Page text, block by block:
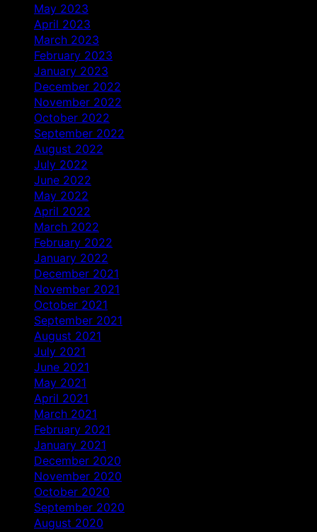
May 2023
April 2023
March 2023
February 2023
January 2023
December 2022
November 2022
October 2022
September 2022
August 2022
July 2022
June 2022
May 2022
April 2022
March 2022
February 2022
January 2022
December 2021
November 2021
October 2021
September 2021
August 2021
July 2021
June 2021
May 2021
April 2021
March 2021
February 2021
January 2021
December 2020
November 2020
October 2020
September 2020
August 2020